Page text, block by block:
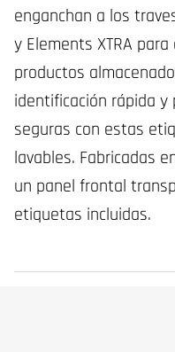
enganchan a los
y Elements XTRA
productos
identificación rápida
seguras con estas
lavables. Fabricadas
un panel frontal
etiquetas incluidas.